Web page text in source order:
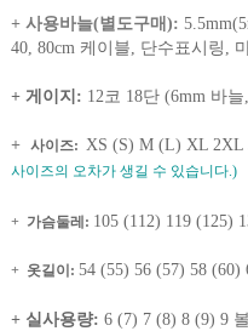
+ 사용바늘(별도구매):
40, 80cm 케이블, 단수표시링,
+ 게이지: 12코 18단 (6mm 바
+ 사이즈: XS (S) M (L) XL 2XL
사이즈의 오차가 생길 수 있습니다.)
+ 가슴둘레: 105 (112) 119 (125)
+ 옷길이: 54 (55) 56 (57) 58 (60)
+ 실사용량: 6 (7) 7 (8) 8 (9) 9 볼